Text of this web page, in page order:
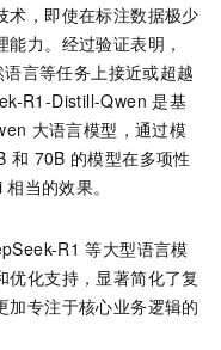
术，即使在标注数据极少
力。经过验证表明，
言等任务上接近或超越
R1-Distill-Qwen 是基
大语言模型，通过模
和 70B 的模型在多项性
相当的效果。
R1 等大型语言模
化支持，显著简化了复
加专注于核心业务逻辑的